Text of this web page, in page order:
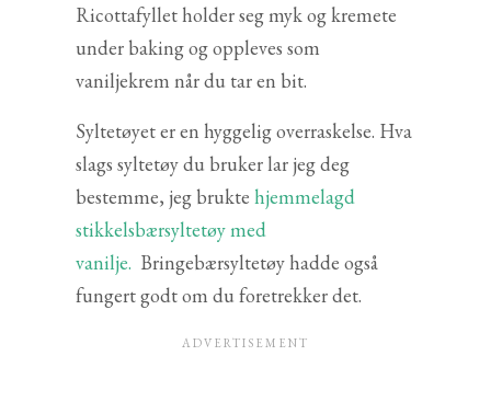
Ricottafyllet holder seg myk og kremete
under baking og oppleves som
vaniljekrem når du tar en bit.
Syltetøyet er en hyggelig overraskelse. Hva
slags syltetøy du bruker lar jeg deg
bestemme, jeg brukte hjemmelagd
stikkelsbærsyltetøy med
vanilje. Bringebærsyltetøy hadde også
fungert godt om du foretrekker det.